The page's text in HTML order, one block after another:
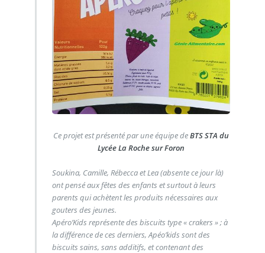
Ce projet est présenté par une équipe deBTS STA du
Lycée La Roche sur Foron
Soukina, Camille, Rébecca et Lea (absente ce jour là)
ont pensé aux fêtes des enfants et surtout à leurs
parents qui achètent les produits nécessaires aux
gouters des jeunes.
Apéro’Kids représente des biscuits type « crakers » ; à
la différence de ces derniers, Apéo’kids sont des
biscuits sains, sans additifs, et contenant des